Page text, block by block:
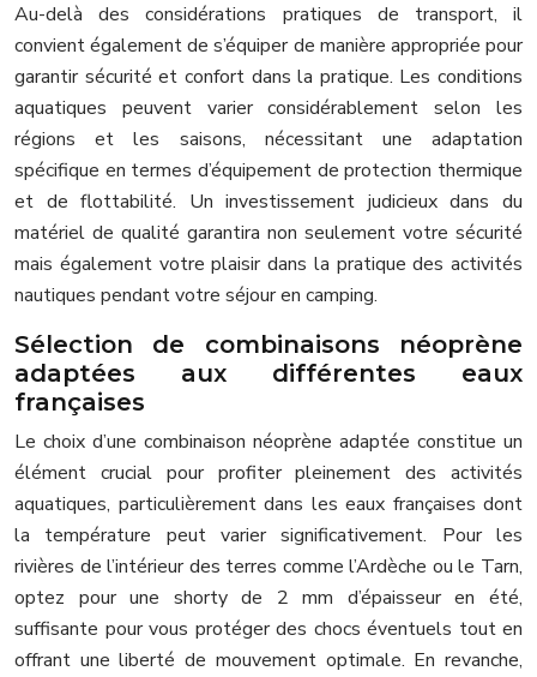
Au-delà des considérations pratiques de transport, il
convient également de s’équiper de manière appropriée pour
garantir sécurité et confort dans la pratique. Les conditions
aquatiques peuvent varier considérablement selon les
régions et les saisons, nécessitant une adaptation
spécifique en termes d’équipement de protection thermique
et de flottabilité. Un investissement judicieux dans du
matériel de qualité garantira non seulement votre sécurité
mais également votre plaisir dans la pratique des activités
nautiques pendant votre séjour en camping.
Sélection de combinaisons néoprène
adaptées aux différentes eaux
françaises
Le choix d’une combinaison néoprène adaptée constitue un
élément crucial pour profiter pleinement des activités
aquatiques, particulièrement dans les eaux françaises dont
la température peut varier significativement. Pour les
rivières de l’intérieur des terres comme l’Ardèche ou le Tarn,
optez pour une shorty de 2 mm d’épaisseur en été,
suffisante pour vous protéger des chocs éventuels tout en
offrant une liberté de mouvement optimale. En revanche,